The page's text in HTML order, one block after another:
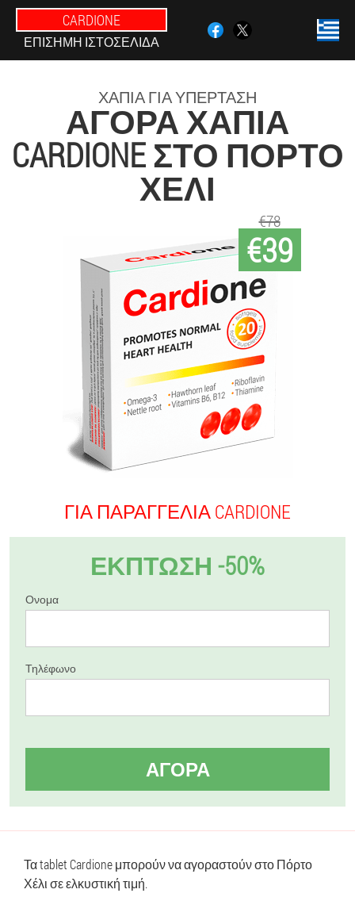
CARDIONE
ΕΠΊΣΗΜΗ ΙΣΤΟΣΕΛΊΔΑ
ΧΆΠΙΑ ΓΙΑ ΥΠΈΡΤΑΣΗ
ΑΓΟΡΆ ΧΆΠΙΑ
CARDIONE ΣΤΟ ΠΌΡΤΟ
ΧΈΛΙ
€39
€78
ΓΙΑ ΠΑΡΑΓΓΕΛΊΑ CARDIONE
ΕΚΠΤΩΣΗ -50%
Ονομα
Τηλέφωνο
ΑΓΟΡΆ
Τα tablet Cardione μπορούν να αγοραστούν στο Πόρτο
Χέλι σε ελκυστική τιμή.